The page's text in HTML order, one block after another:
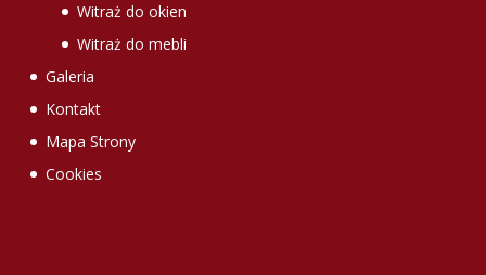
Witraż do okien
Witraż do mebli
Galeria
Kontakt
Mapa Strony
Cookies